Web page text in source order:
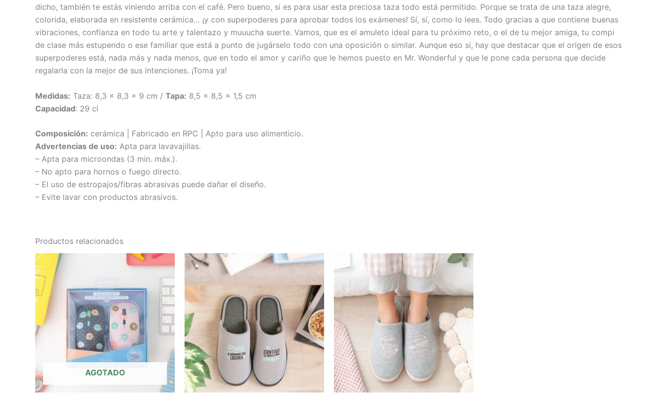
dicho, también te estás viniendo arriba con el café. Pero bueno, si es para usar esta preciosa taza todo está permitido. Porque se trata de una taza alegre,
colorida, elaborada en resistente cerámica… ¡y con superpoderes para aprobar todos los exámenes! Sí, sí, como lo lees. Todo gracias a que contiene buenas
vibraciones, confianza en todo tu arte y talentazo y muuucha suerte. Vamos, que es el amuleto ideal para tu próximo reto, o el de tu mejor amiga, tu compi
de clase más estupendo o ese familiar que está a punto de jugárselo todo con una oposición o similar. Aunque eso sí, hay que destacar que el origen de esos
superpoderes está, nada más y nada menos, que en todo el amor y cariño que le hemos puesto en Mr. Wonderful y que le pone cada persona que decide
regalarla con la mejor de sus intenciones. ¡Toma ya!
Medidas: Taza: 8,3 x 8,3 x 9 cm / Tapa: 8,5 x 8,5 x 1,5 cm
Capacidad: 29 cl
Composición: cerámica | Fabricado en RPC | Apto para uso alimenticio.
Advertencias de uso: Apta para lavavajillas.
– Apta para microondas (3 min. máx.).
– No apto para hornos o fuego directo.
– El uso de estropajos/fibras abrasivas puede dañar el diseño.
– Evite lavar con productos abrasivos.
Productos relacionados
AGOTADO